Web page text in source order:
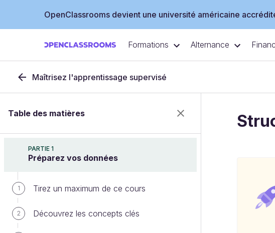
OpenClassrooms devient une université américaine
Formations Alternance
Maîtrisez l'apprentissage supervisé
Table des matières
PARTIE 1
Préparez vos données
1 Tirez un maximum de ce cours
2 Découvrez les concepts clés